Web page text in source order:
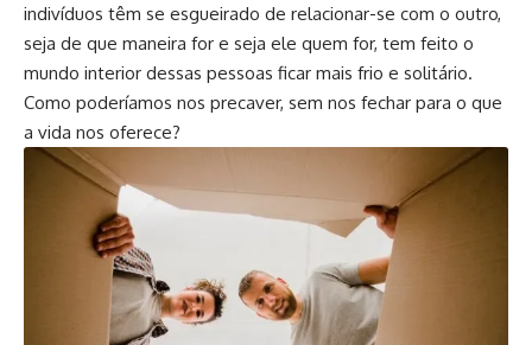
indivíduos têm se esgueirado de relacionar-se com o outro,
seja de que maneira for e seja ele quem for, tem feito o
mundo interior dessas pessoas ficar mais frio e solitário.
Como poderíamos nos precaver, sem nos fechar para o que
a vida nos oferece?